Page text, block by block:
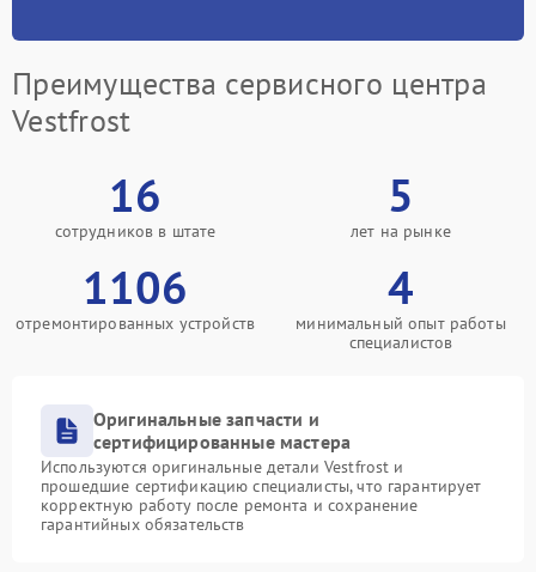
Преимущества сервисного центра
Vestfrost
16
сотрудников в штате
5
лет на рынке
1106
отремонтированных устройств
4
минимальный опыт работы
специалистов
Оригинальные запчасти и
сертифицированные мастера
Используются оригинальные детали Vestfrost и
прошедшие сертификацию специалисты, что гарантирует
корректную работу после ремонта и сохранение
гарантийных обязательств